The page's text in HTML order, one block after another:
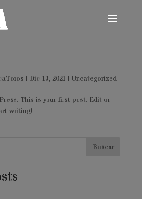
| Dic 13, 2021 | Uncategorized
This is your first post. Edit or
writing!
Buscar